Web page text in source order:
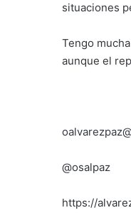
situaciones
Tengo
aunque el
@osalpaz
https://